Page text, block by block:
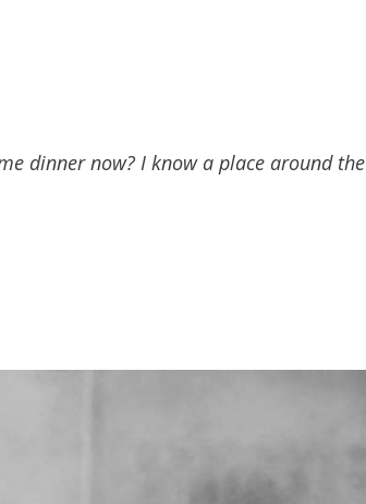
dinner now? I know a place around the